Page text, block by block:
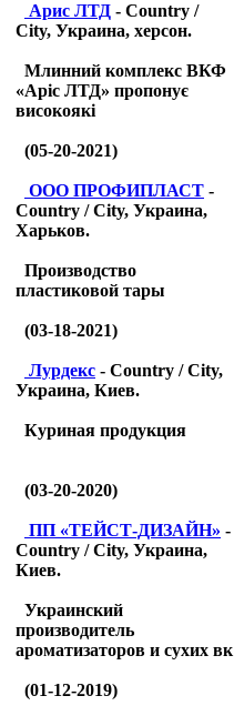
Арис ЛТД - Country /
City, Украина, херсон.
Млинний комплекс ВКФ
«Аріс ЛТД» пропонує
високоякі
(05-20-2021)
ООО ПРОФИПЛАСТ -
Country / City, Украина,
Харьков.
Производство
пластиковой тары
(03-18-2021)
Лурдекс - Country / City,
Украина, Киев.
Куриная продукция
(03-20-2020)
ПП «ТЕЙСТ-ДИЗАЙН» -
Country / City, Украина,
Киев.
Украинский
производитель
ароматизаторов и сухих вк
(01-12-2019)